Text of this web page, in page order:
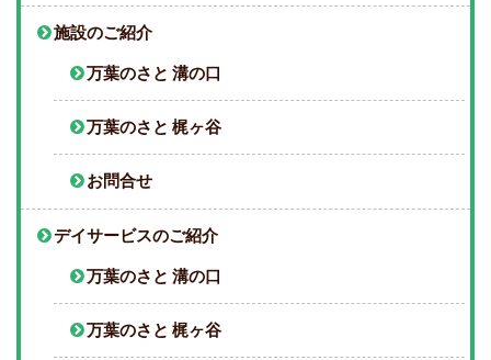
施設のご紹介
万葉のさと 溝の口
万葉のさと 梶ヶ谷
お問合せ
デイサービスのご紹介
万葉のさと 溝の口
万葉のさと 梶ヶ谷